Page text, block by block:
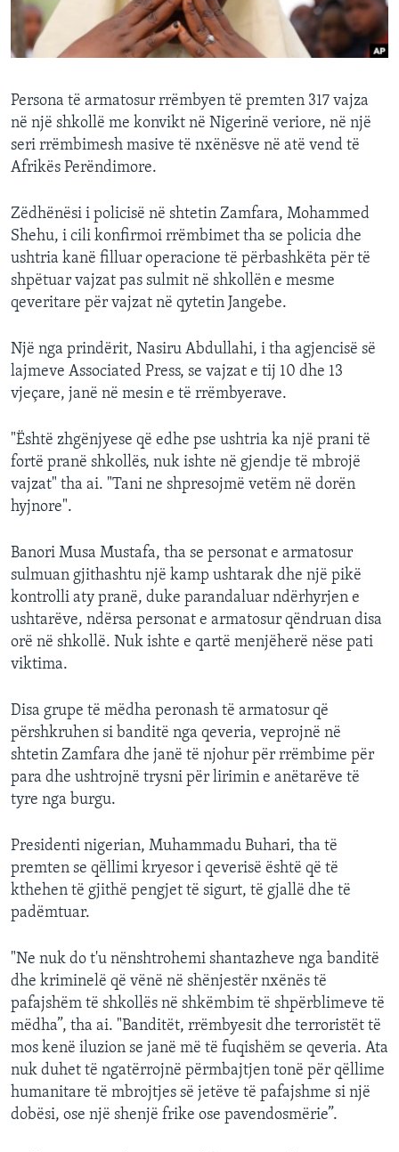
INTERVISTA
DITARI
Persona të armatosur rrëmbyen të premten 317 vajza
në një shkollë me konvikt në Nigerinë veriore, në një
seri rrëmbimesh masive të nxënësve në atë vend të
Afrikës Perëndimore.
Zëdhënësi i policisë në shtetin Zamfara, Mohammed
Shehu, i cili konfirmoi rrëmbimet tha se policia dhe
ushtria kanë filluar operacione të përbashkëta për të
shpëtuar vajzat pas sulmit në shkollën e mesme
qeveritare për vajzat në qytetin Jangebe.
Një nga prindërit, Nasiru Abdullahi, i tha agjencisë së
lajmeve Associated Press, se vajzat e tij 10 dhe 13
vjeçare, janë në mesin e të rrëmbyerave.
"Është zhgënjyese që edhe pse ushtria ka një prani të
fortë pranë shkollës, nuk ishte në gjendje të mbrojë
vajzat" tha ai. "Tani ne shpresojmë vetëm në dorën
hyjnore".
Banori Musa Mustafa, tha se personat e armatosur
sulmuan gjithashtu një kamp ushtarak dhe një pikë
kontrolli aty pranë, duke parandaluar ndërhyrjen e
ushtarëve, ndërsa personat e armatosur qëndruan disa
orë në shkollë. Nuk ishte e qartë menjëherë nëse pati
viktima.
Disa grupe të mëdha peronash të armatosur që
përshkruhen si banditë nga qeveria, veprojnë në
shtetin Zamfara dhe janë të njohur për rrëmbime për
para dhe ushtrojnë trysni për lirimin e anëtarëve të
tyre nga burgu.
Presidenti nigerian, Muhammadu Buhari, tha të
premten se qëllimi kryesor i qeverisë është që të
kthehen të gjithë pengjet të sigurt, të gjallë dhe të
padëmtuar.
"Ne nuk do t'u nënshtrohemi shantazheve nga banditë
dhe kriminelë që vënë në shënjestër nxënës të
pafajshëm të shkollës në shkëmbim të shpërblimeve të
mëdha”, tha ai. "Banditët, rrëmbyesit dhe terroristët të
mos kenë iluzion se janë më të fuqishëm se qeveria. Ata
nuk duhet të ngatërrojnë përmbajtjen tonë për qëllime
humanitare të mbrojtjes së jetëve të pafajshme si një
dobësi, ose një shenjë frike ose pavendosmërie”.